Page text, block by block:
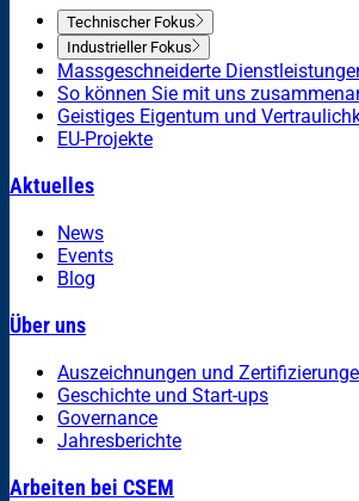
Technischer Fokus
Industrieller Fokus
Massgeschneiderte
So können Sie mit uns
Geistiges Eigentum und
EU-Projekte
Aktuelles
News
Events
Blog
Über uns
Auszeichnungen und
Geschichte und Start-ups
Governance
Jahresberichte
Arbeiten bei CSEM